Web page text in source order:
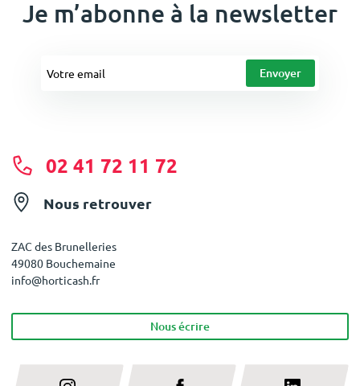
Je m’abonne à la newsletter
02 41 72 11 72
Nous retrouver
ZAC des Brunelleries
49080 Bouchemaine
info@horticash.fr
Nous écrire